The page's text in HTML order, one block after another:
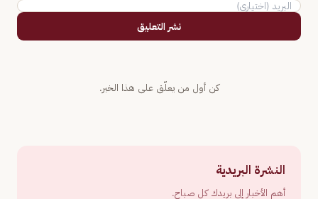
نشر التعليق
كن أول من يعلّق على هذا الخبر.
النشرة البريدية
أهم الأخبار إلى بريدك كل صباح.